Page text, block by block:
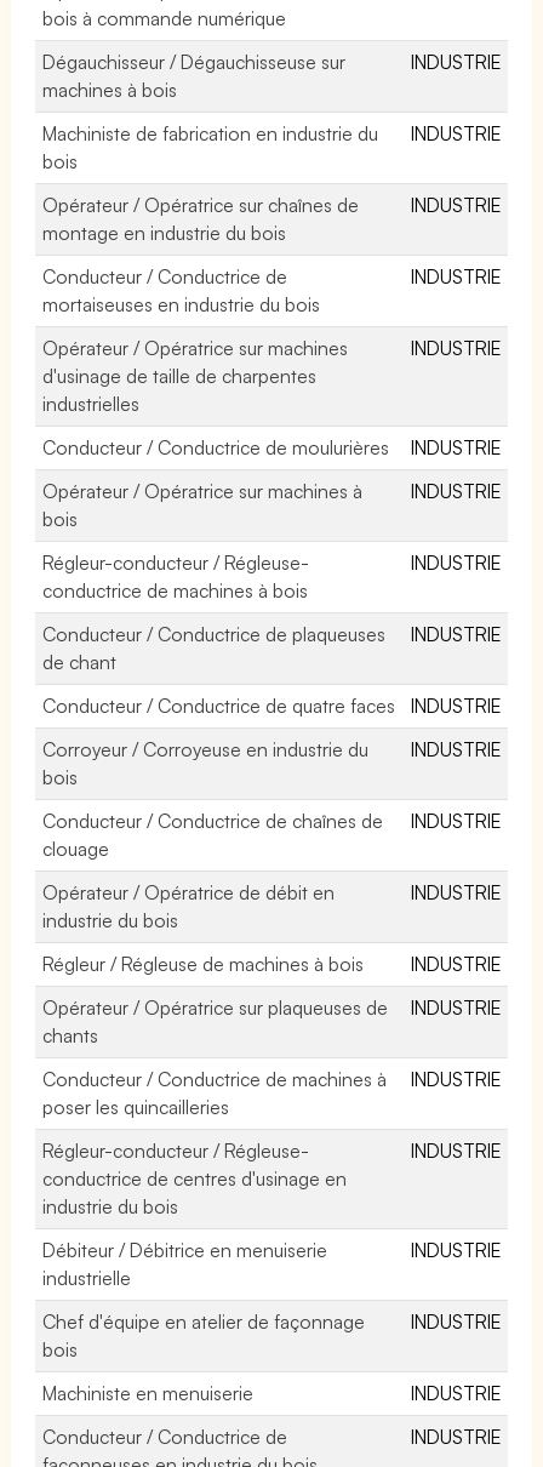
bois à commande numérique
Dégauchisseur / Dégauchisseuse sur
machines à bois
INDUSTRIE
Machiniste de fabrication en industrie du
bois
INDUSTRIE
Opérateur / Opératrice sur chaînes de
montage en industrie du bois
INDUSTRIE
Conducteur / Conductrice de
mortaiseuses en industrie du bois
INDUSTRIE
Opérateur / Opératrice sur machines
d'usinage de taille de charpentes
industrielles
INDUSTRIE
Conducteur / Conductrice de moulurières
INDUSTRIE
Opérateur / Opératrice sur machines à
bois
INDUSTRIE
Régleur-conducteur / Régleuse-
conductrice de machines à bois
INDUSTRIE
Conducteur / Conductrice de plaqueuses
de chant
INDUSTRIE
Conducteur / Conductrice de quatre faces
INDUSTRIE
Corroyeur / Corroyeuse en industrie du
bois
INDUSTRIE
Conducteur / Conductrice de chaînes de
clouage
INDUSTRIE
Opérateur / Opératrice de débit en
industrie du bois
INDUSTRIE
Régleur / Régleuse de machines à bois
INDUSTRIE
Opérateur / Opératrice sur plaqueuses de
chants
INDUSTRIE
Conducteur / Conductrice de machines à
poser les quincailleries
INDUSTRIE
Régleur-conducteur / Régleuse-
conductrice de centres d'usinage en
industrie du bois
INDUSTRIE
Débiteur / Débitrice en menuiserie
industrielle
INDUSTRIE
Chef d'équipe en atelier de façonnage
bois
INDUSTRIE
Machiniste en menuiserie
INDUSTRIE
Conducteur / Conductrice de
INDUSTRIE